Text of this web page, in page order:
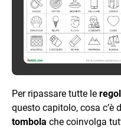
Per ripassare tutte le
questo capitolo, cosa c’è
tombola che coinvolga